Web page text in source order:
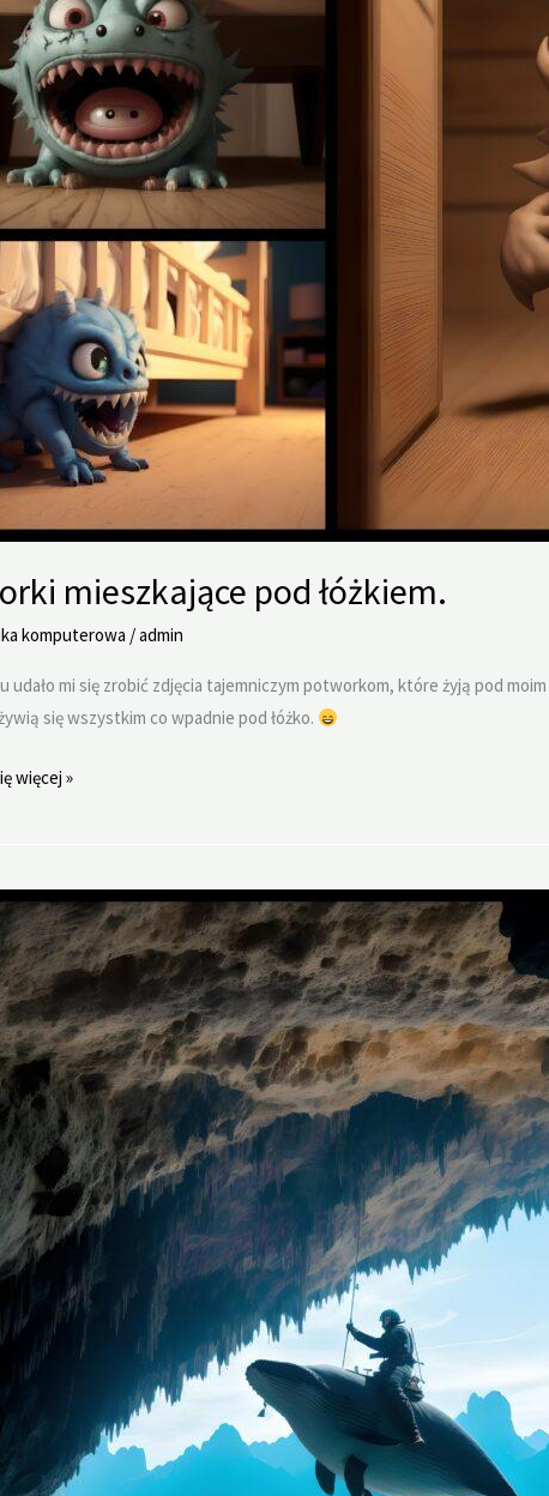
mieszkające pod łóżkiem.
komputerowa /admin
udało mi się zrobić zdjęcia tajemniczym potworkom, które żyją pod moim
się wszystkim co wpadnie pod łóżko.
więcej »